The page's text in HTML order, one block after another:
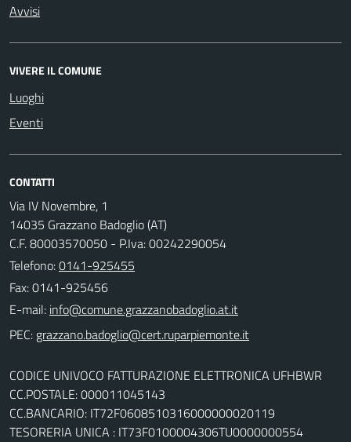
Avvisi
VIVERE IL COMUNE
Luoghi
Eventi
CONTATTI
Via IV Novembre, 1
14035 Grazzano Badoglio (AT)
C.F. 80003570050 - P.Iva: 00242290054
Telefono:0141-925455
Fax: 0141-925456
E-mail:
PEC:
CODICE UNIVOCO FATTURAZIONE ELETTRONICA UFHBWR
CC.POSTALE: 000011045143
CC.BANCARIO: IT72F0608510316000000020119
TESORERIA UNICA : IT73F0100004306TU0000000554